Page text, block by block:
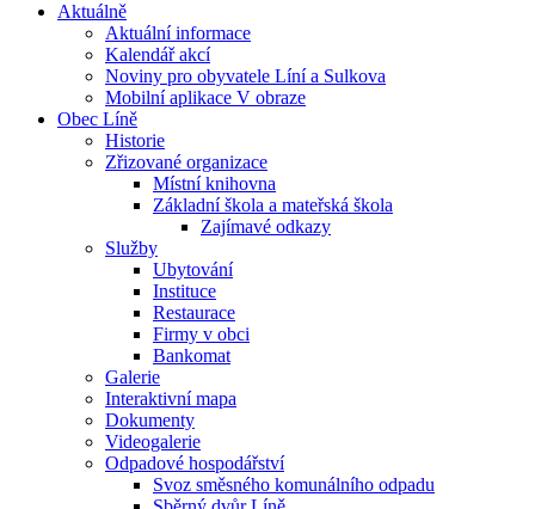
Aktuálně
Aktuální informace
Kalendář akcí
Noviny pro obyvatele Líní a Sulkova
Mobilní aplikace V obraze
Obec Líně
Historie
Zřizované organizace
Místní knihovna
Základní škola a mateřská škola
Zajímavé odkazy
Služby
Ubytování
Instituce
Restaurace
Firmy v obci
Bankomat
Galerie
Interaktivní mapa
Dokumenty
Videogalerie
Odpadové hospodářství
Svoz směsného komunálního odpadu